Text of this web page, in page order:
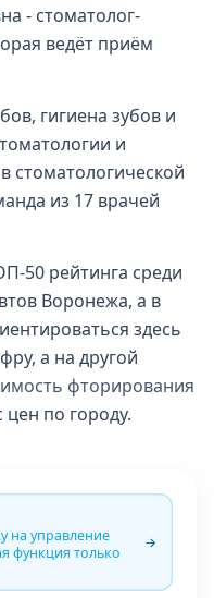
- стоматолог-
ведёт приём
гигиена зубов и
и
стоматологической
из 17 врачей
50 рейтинга среди
Воронежа, а в
здесь
а на другой
фторирования
цен по городу.
на управление
функция только